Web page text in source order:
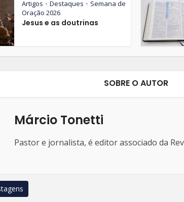
Artigos • Destaques • Semana de
Oração 2026
Jesus e as doutrinas
SOBRE O AUTOR
Márcio Tonetti
Pastor e jornalista, é editor associado da